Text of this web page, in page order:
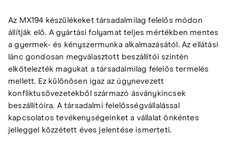
Az MX194 készülékeket társadalmilag felelős módon
állítják elő. A gyártási folyamat teljes mértékben mentes
a gyermek- és kényszermunka alkalmazásától. Az ellátási
lánc gondosan megválasztott beszállítói szintén
elkötelezték magukat a társadalmilag felelős termelés
mellett. Ez különösen igaz az úgynevezett
konfliktusövezetekből származó ásványkincsek
beszállítóira. A társadalmi felelősségvállalással
kapcsolatos tevékenységeinket a vállalat önkéntes
jelleggel közzétett éves jelentése ismerteti.